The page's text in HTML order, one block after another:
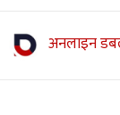
अनलाइन